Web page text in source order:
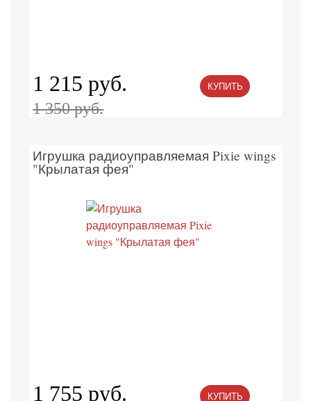
1 215 руб.
1 350 руб.
КУПИТЬ
Игрушка радиоуправляемая Pixie wings
"Крылатая фея"
1 755 руб. КУПИТЬ